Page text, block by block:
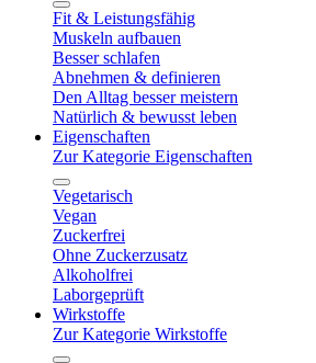
Fit & Leistungsfähig
Muskeln aufbauen
Besser schlafen
Abnehmen & definieren
Den Alltag besser meistern
Natürlich & bewusst leben
Eigenschaften
Zur Kategorie Eigenschaften
Vegetarisch
Vegan
Zuckerfrei
Ohne Zuckerzusatz
Alkoholfrei
Laborgeprüft
Wirkstoffe
Zur Kategorie Wirkstoffe